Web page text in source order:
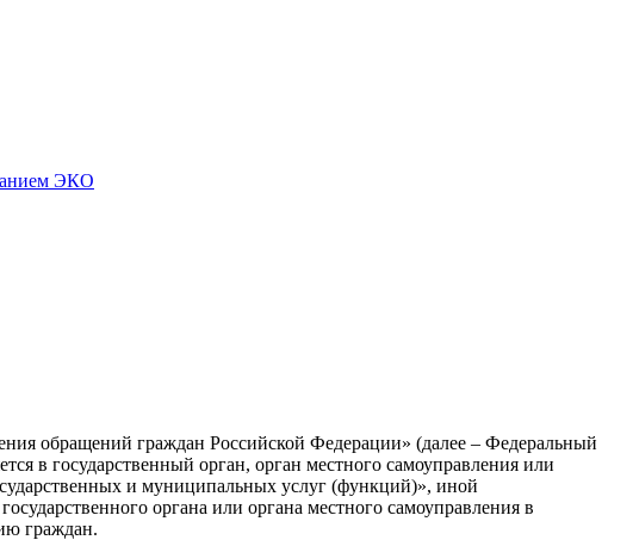
ЭКО
обращений граждан Российской Федерации» (далее – Федеральный
в государственный орган, орган местного самоуправления или
и муниципальных услуг (функций)», иной
органа или органа местного самоуправления в
граждан.